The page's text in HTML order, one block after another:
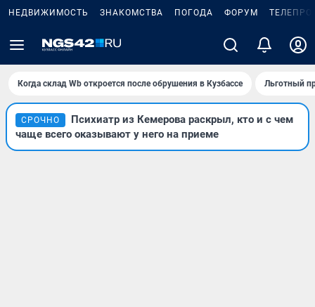
НЕДВИЖИМОСТЬ ЗНАКОМСТВА ПОГОДА ФОРУМ
Когда склад Wb откроется после обрушения в Кузбассе Льготный
СРОЧНО
Психиатр из Кемерова раскрыл, кто и с чем
чаще всего оказывают у него на приеме